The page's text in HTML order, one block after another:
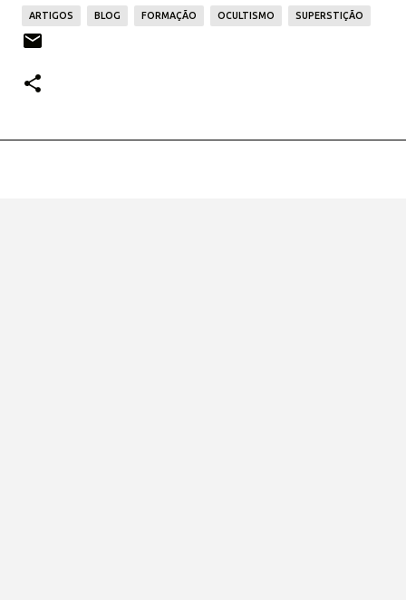
ARTIGOS BLOG FORMAÇÃO OCULTISMO SUPERSTIÇÃO